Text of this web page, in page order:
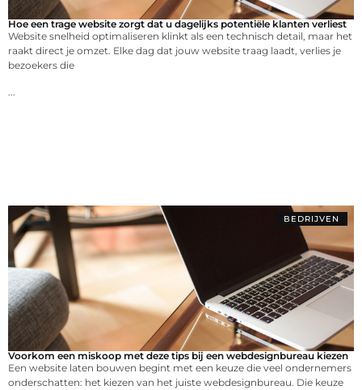
Hoe een trage website zorgt dat u dagelijks potentiële klanten verliest
Website snelheid optimaliseren klinkt als een technisch detail, maar het
raakt direct je omzet. Elke dag dat jouw website traag laadt, verlies je
bezoekers die
BEDRIJVEN
Voorkom een miskoop met deze tips bij een webdesignbureau kiezen
Een website laten bouwen begint met een keuze die veel ondernemers
onderschatten: het kiezen van het juiste webdesignbureau. Die keuze